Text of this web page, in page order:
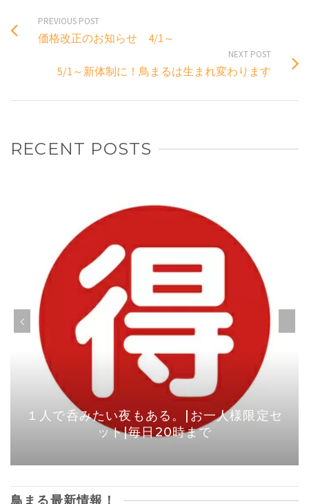
PREVIOUS POST
価格改正のお知らせ 4/1～
NEXT POST
5/1～新体制に！鳥まるは生まれ変わります
RECENT POSTS
１人で呑みたい夜もある。|お一人様限定セ
ット|毎日20時まで
鳥まる最新情報！